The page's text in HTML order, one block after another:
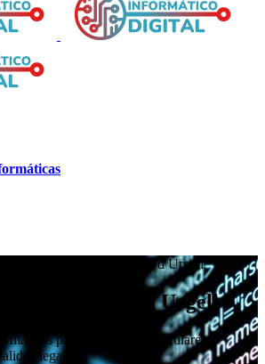
La Seu d Urgell
en La Seu d Urgell
para empresas, particulares y
legal.